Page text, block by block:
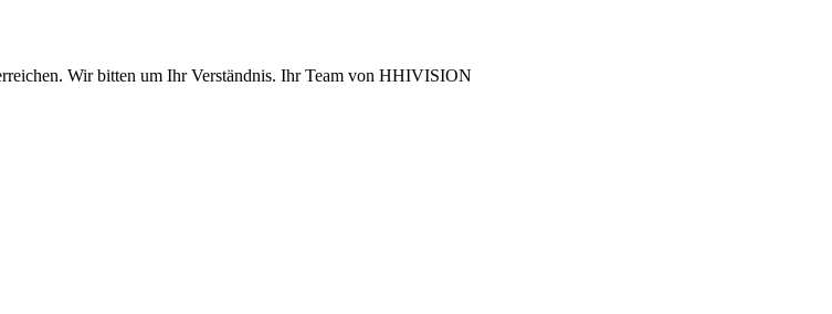
Wir bitten um Ihr Verständnis. Ihr Team von HHIVISION